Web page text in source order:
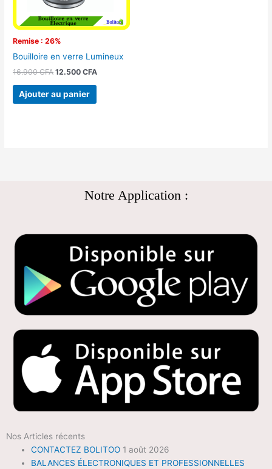
Remise : 26%
Bouilloire en verre Lumineux
16.900CFA 12.500CFA
Ajouter au panier
Notre Application :
Nos Articles récents
CONTACTEZ BOLITOO 1 août 2026
BALANCES ÉLECTRONIQUES ET PROFESSIONNELLES